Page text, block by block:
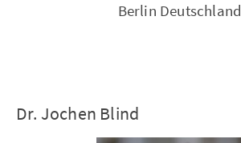
Berlin Deutschland
Dr. Jochen Blind